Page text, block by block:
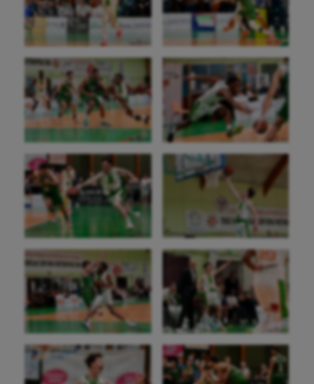
Longue paume
Moto
Natation
Natation artistique
Omnisports
Outdoor
Paddle
Parkour
Patinage artistique
Pétanque
Plongée
Randonnée / Marche
Roller-derby
Sarbacane